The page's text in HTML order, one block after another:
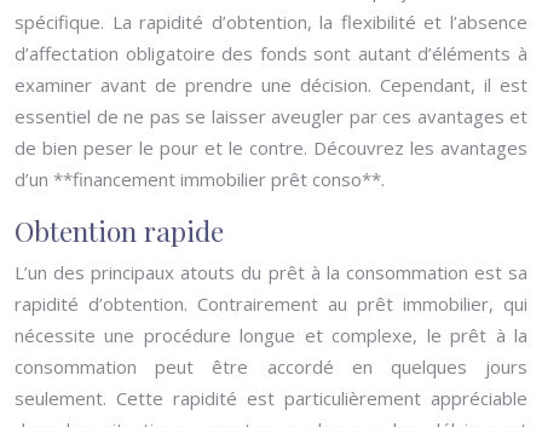
spécifique. La rapidité d’obtention, la flexibilité et l’absence
d’affectation obligatoire des fonds sont autant d’éléments à
examiner avant de prendre une décision. Cependant, il est
essentiel de ne pas se laisser aveugler par ces avantages et
de bien peser le pour et le contre. Découvrez les avantages
d’un **financement immobilier prêt conso**.
Obtention rapide
L’un des principaux atouts du prêt à la consommation est sa
rapidité d’obtention. Contrairement au prêt immobilier, qui
nécessite une procédure longue et complexe, le prêt à la
consommation peut être accordé en quelques jours
seulement. Cette rapidité est particulièrement appréciable